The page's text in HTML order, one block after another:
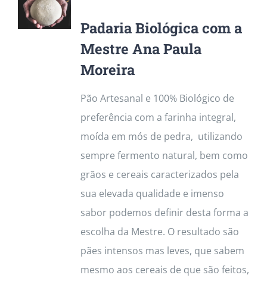
Padaria Biológica com a
Mestre Ana Paula
Moreira
Pão Artesanal e 100% Biológico de
preferência com a farinha integral,
moída em mós de pedra, utilizando
sempre fermento natural, bem como
grãos e cereais caracterizados pela
sua elevada qualidade e imenso
sabor podemos definir desta forma a
escolha da Mestre. O resultado são
pães intensos mas leves, que sabem
mesmo aos cereais de que são feitos,